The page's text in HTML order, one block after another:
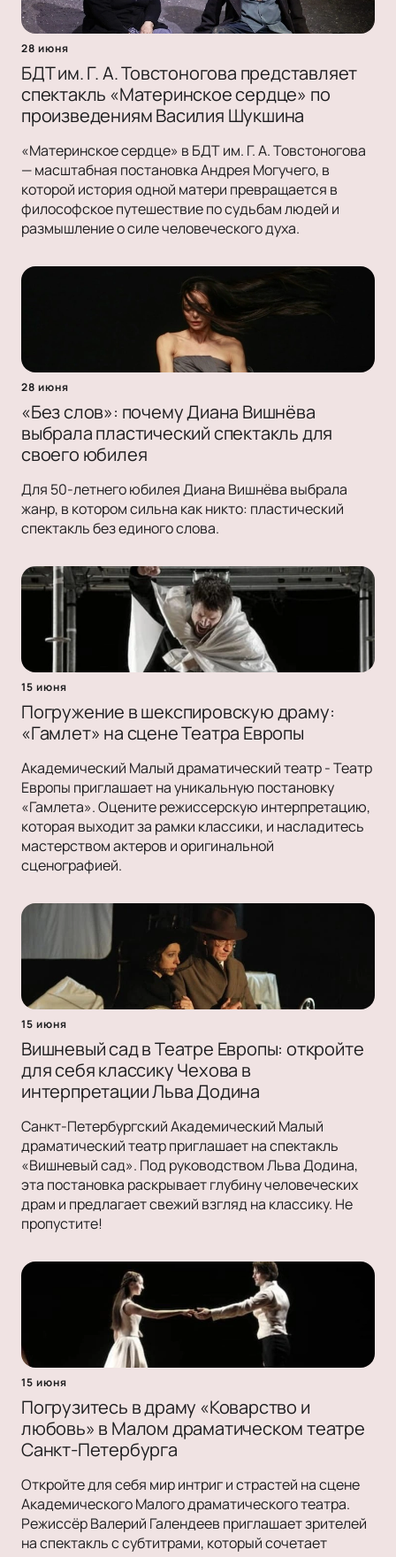
28 июня
БДТ им. Г. А. Товстоногова представляет
спектакль «Материнское сердце» по
произведениям Василия Шукшина
«Материнское сердце» в БДТ им. Г. А. Товстоногова
— масштабная постановка Андрея Могучего, в
которой история одной матери превращается в
философское путешествие по судьбам людей и
размышление о силе человеческого духа.
28 июня
«Без слов»: почему Диана Вишнёва
выбрала пластический спектакль для
своего юбилея
Для 50-летнего юбилея Диана Вишнёва выбрала
жанр, в котором сильна как никто: пластический
спектакль без единого слова.
15 июня
Погружение в шекспировскую драму:
«Гамлет» на сцене Театра Европы
Академический Малый драматический театр - Театр
Европы приглашает на уникальную постановку
«Гамлета». Оцените режиссерскую интерпретацию,
которая выходит за рамки классики, и насладитесь
мастерством актеров и оригинальной
сценографией.
15 июня
Вишневый сад в Театре Европы: откройте
для себя классику Чехова в
интерпретации Льва Додина
Санкт-Петербургский Академический Малый
драматический театр приглашает на спектакль
«Вишневый сад». Под руководством Льва Додина,
эта постановка раскрывает глубину человеческих
драм и предлагает свежий взгляд на классику. Не
пропустите!
15 июня
Погрузитесь в драму «Коварство и
любовь» в Малом драматическом театре
Санкт-Петербурга
Откройте для себя мир интриг и страстей на сцене
Академического Малого драматического театра.
Режиссёр Валерий Галендеев приглашает зрителей
на спектакль с субтитрами, который сочетает